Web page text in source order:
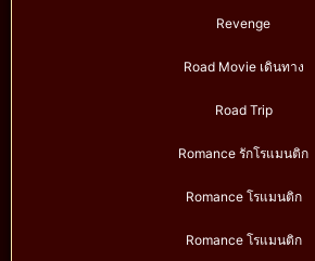
Revenge
Road Movie เดินทาง
Road Trip
Romance รักโรแมนติก
Romance โรแมนติก
Romance โรแมนติก